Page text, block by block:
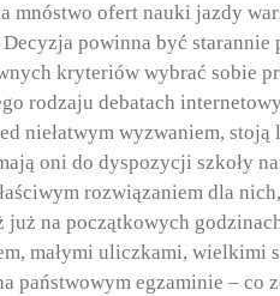
mnóstwo ofert nauki jazdy
powinna być starannie
kryteriów wybrać sobie
rodzaju debatach
niełatwym wyzwaniem,
oni do dyspozycji szkoły
rozwiązaniem dla
już na początkowych
małymi uliczkami, wielkimi
państwowym egzaminie – co